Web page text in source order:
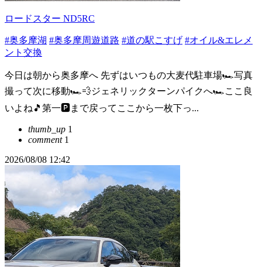
ロードスター ND5RC
#奥多摩湖 #奥多摩周遊道路 #道の駅こすげ #オイル&エレメ
ント交換
今日は朝から奥多摩へ 先ずはいつもの大麦代駐車場🏎️写真
撮って次に移動🏎️💨ジェネリックターンパイクへ🏎️ここ良
いよね🎵第一🅿️まで戻ってここから一枚下っ...
thumb_up 1
comment1
2026/08/08 12:42